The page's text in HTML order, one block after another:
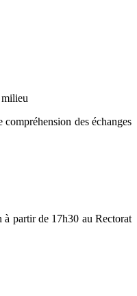
des échanges
partir de 17h30 au Rectorat